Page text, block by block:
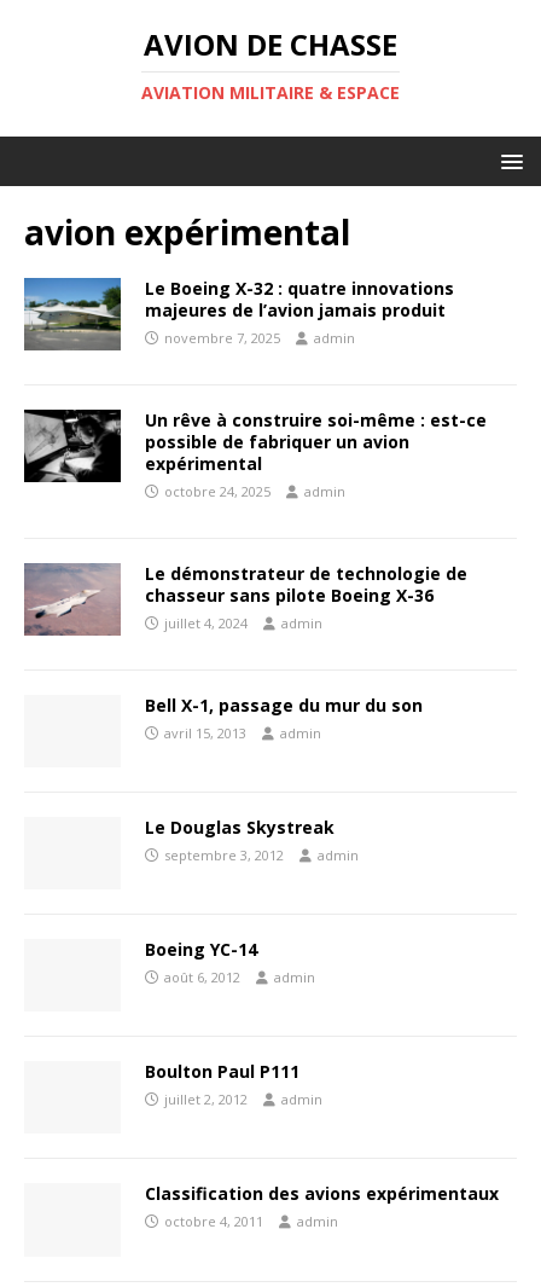
AVION DE CHASSE
AVIATION MILITAIRE & ESPACE
avion expérimental
Le Boeing X-32 : quatre innovations
majeures de l’avion jamais produit
novembre 7, 2025 admin
Un rêve à construire soi-même : est-ce
possible de fabriquer un avion
expérimental
octobre 24, 2025 admin
Le démonstrateur de technologie de
chasseur sans pilote Boeing X-36
juillet 4, 2024 admin
Bell X-1, passage du mur du son
avril 15, 2013 admin
Le Douglas Skystreak
septembre 3, 2012 admin
Boeing YC-14
août 6, 2012 admin
Boulton Paul P111
juillet 2, 2012 admin
Classification des avions expérimentaux
octobre 4, 2011 admin